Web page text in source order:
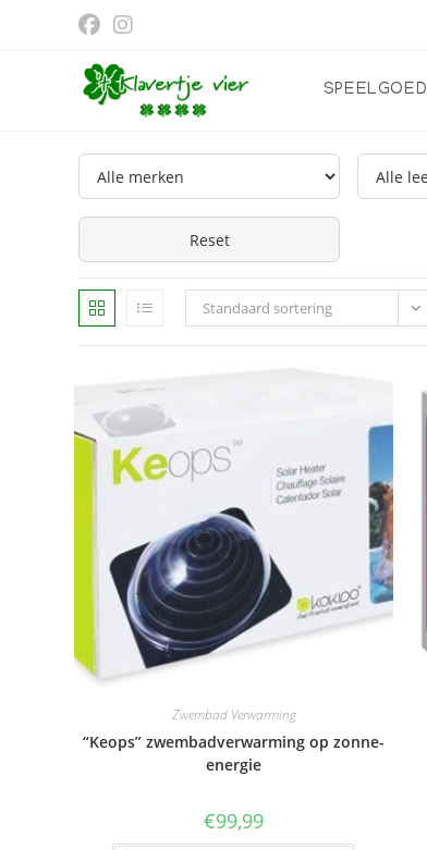
SPEELGOED
Reset
Standaard sortering
Zwembad Verwarming
“Keops” zwembadverwarming op zonne-
energie
€99,99